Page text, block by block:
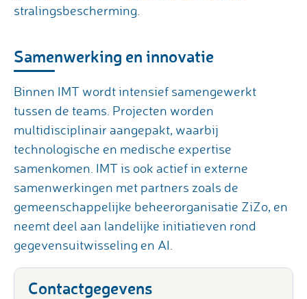
stralingsbescherming.
Samenwerking en innovatie
Binnen IMT wordt intensief samengewerkt
tussen de teams. Projecten worden
multidisciplinair aangepakt, waarbij
technologische en medische expertise
samenkomen. IMT is ook actief in externe
samenwerkingen met partners zoals de
gemeenschappelijke beheerorganisatie ZiZo, en
neemt deel aan landelijke initiatieven rond
gegevensuitwisseling en AI.
Contactgegevens